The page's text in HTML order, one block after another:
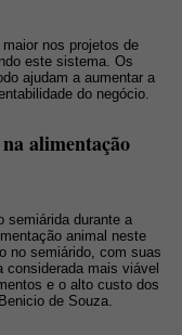
nos projetos de
este sistema. Os
ajudam a aumentar a
do negócio.
alimentação
semiárida durante a
animal neste
no semiárido, com suas
mais viável
e o alto custo dos
de Souza.